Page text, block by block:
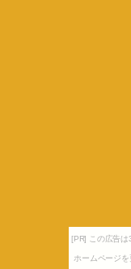
[PR] この広告は
ホームページを